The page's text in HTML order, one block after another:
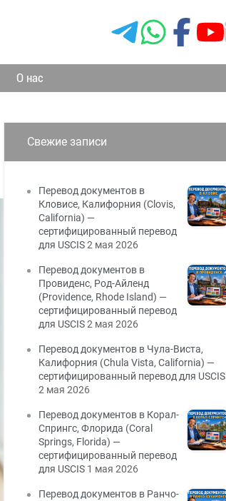
О нас
Свежие записи
Перевод документов в
Кловисе, Калифорния (Clovis,
California) —
сертифицированный перевод
для USCIS2 мая 2026
Перевод документов в
Провиденс, Род-Айленд
(Providence, Rhode Island) —
сертифицированный перевод
для USCIS2 мая 2026
Перевод документов в Чула-Виста,
Калифорния (Chula Vista, California) —
сертифицированный перевод для USCIS
2 мая 2026
Перевод документов в Корал-
Спрингс, Флорида (Coral
Springs, Florida) —
сертифицированный перевод
для USCIS 1 мая 2026
Перевод документов в Ранчо-